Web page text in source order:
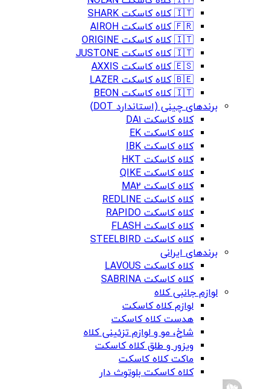
🇮🇹 کلاه کاسکت SHARK
🇫🇷 کلاه کاسکت AIROH
🇮🇹 کلاه کاسکت ORIGINE
🇮🇹 کلاه کاسکت JUSTONE
🇪🇸 کلاه کاسکت AXXIS
🇧🇪 کلاه کاسکت LAZER
🇮🇹 کلاه کاسکت BEON
برندهای چینی (استاندارد DOT)
کلاه کاسکت DA1
کلاه کاسکت EK
کلاه کاسکت IBK
کلاه کاسکت HKT
کلاه کاسکت QIKE
کلاه کاسکت MA2
کلاه کاسکت REDLINE
کلاه کاسکت RAPIDO
کلاه کاسکت FLASH
کلاه کاسکت STEELBIRD
برندهای ایرانی
کلاه کاسکت LAVOUS
کلاه کاسکت SABRINA
لوازم جانبی کلاه
لوازم کلاه کاسکت
هدست کلاه کاسکت
شاخ، مو و لوازم تزئینی کلاه
ویزور و طلق کلاه کاسکت
ماکت کلاه کاسکت
کلاه کاسکت بلوتوث دار